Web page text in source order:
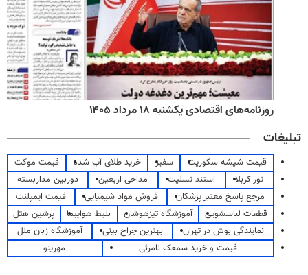
روزنامه‌های اقتصادی یکشنبه ۱۸ مرداد ۱۴۰۵
تبلیغات
قیمت شیشه سکوریت سفیر خرید طلای آب شده
قیمت موکت
تور کربلا
استند تسلیت مداحی اربعین
دوربین مداربسته
مرجع پاسخ معتبر پزشکان
فروش مواد شیمیایی
قیمت ایمپلنت
قطعات لباسشویی
آموزشگاه تیزهوشان بلیط هواپیما
پرشین هتل
نمایندگی بوش در تهران
بهترین جراح بینی
آموزشگاه زبان ملل
قیمت و خرید سمعک نامرئی
مهرینو